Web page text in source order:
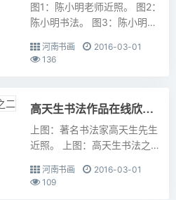
图1：陈小明老师近照。 图2：
陈小明书法。 图3：陈小明书
河南书画
2016-03-01
136
高天生书法作品在线欣赏之二
上图：著名书法家高天生先生
近照。 上图：高天生书法之
上图：高天生书法之...
河南书画
2016-03-01
109